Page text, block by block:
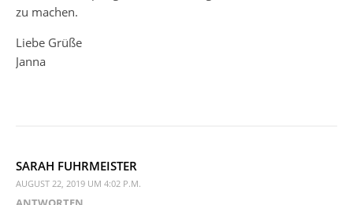
zu machen.
Liebe Grüße
Janna
SARAH FUHRMEISTER
AUGUST 22, 2019 UM 4:02 P.M.